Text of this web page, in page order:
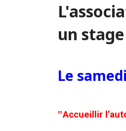
un stage
Le
‟Accueillir